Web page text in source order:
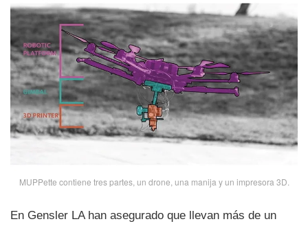
MUPPette contiene tres partes, un drone, una manija y un impresora 3D.
En Gensler LA han asegurado que llevan más de un